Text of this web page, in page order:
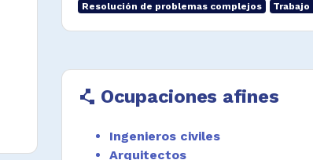
Resolución de problemas complejos
Trabajo
polyline Ocupaciones afines
Ingenieros civiles
Arquitectos